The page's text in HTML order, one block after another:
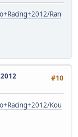
Ran
#10
Kou